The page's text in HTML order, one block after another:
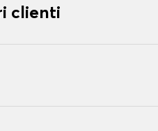
clienti